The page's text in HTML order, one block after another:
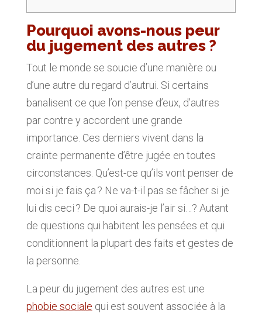
Pourquoi avons-nous peur
du jugement des autres ?
Tout le monde se soucie d’une manière ou
d’une autre du regard d’autrui. Si certains
banalisent ce que l’on pense d’eux, d’autres
par contre y accordent une grande
importance. Ces derniers vivent dans la
crainte permanente d’être jugée en toutes
circonstances. Qu’est-ce qu’ils vont penser de
moi si je fais ça ? Ne va-t-il pas se fâcher si je
lui dis ceci ? De quoi aurais-je l’air si…? Autant
de questions qui habitent les pensées et qui
conditionnent la plupart des faits et gestes de
la personne.
La peur du jugement des autres est une
phobie sociale qui est souvent associée à la